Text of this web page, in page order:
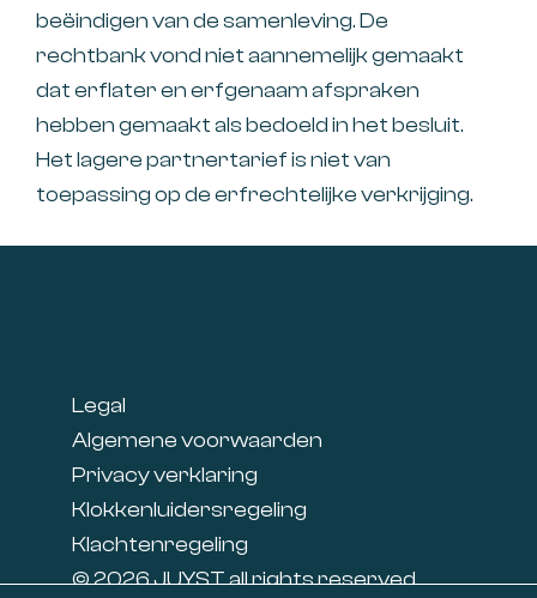
beëindigen van de samenleving. De
rechtbank vond niet aannemelijk gemaakt
dat erflater en erfgenaam afspraken
hebben gemaakt als bedoeld in het besluit.
Het lagere partnertarief is niet van
toepassing op de erfrechtelijke verkrijging.
Legal
Algemene voorwaarden
Privacy verklaring
Klokkenluidersregeling
Klachtenregeling
© 2026 JUYST all rights reserved